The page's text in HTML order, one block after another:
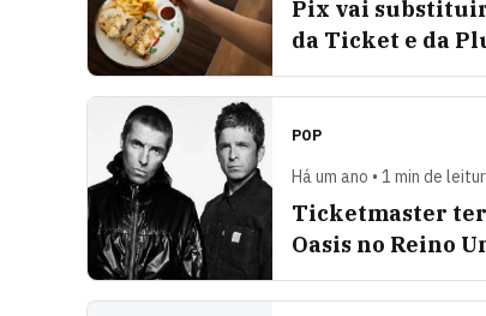
Pix vai
da Ticket e da
POP
Há um ano • 1 min de
Ticketmaster
Oasis no Reino